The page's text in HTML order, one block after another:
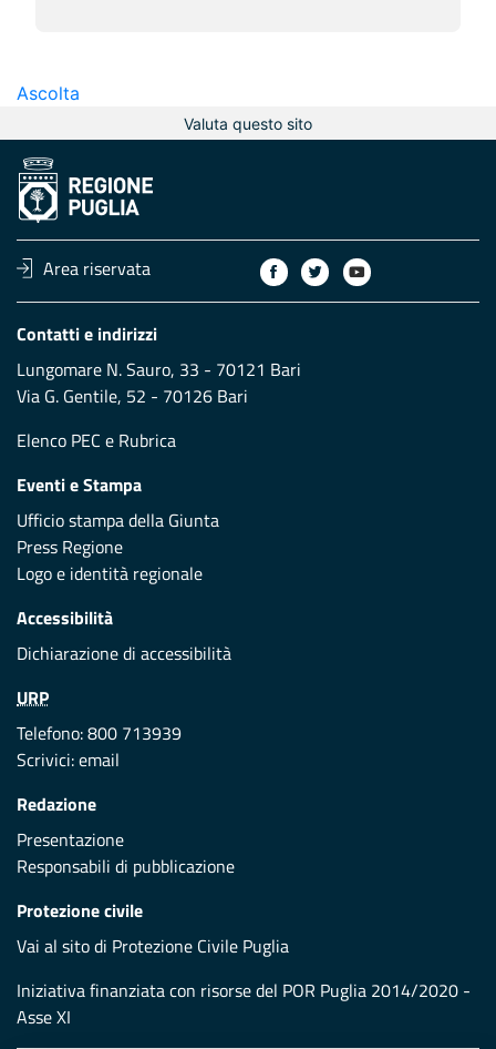
Ascolta
Valuta questo sito
Area riservata
Contatti e indirizzi
Lungomare N. Sauro, 33 - 70121 Bari
Via G. Gentile, 52 - 70126 Bari
Elenco PEC e Rubrica
Eventi e Stampa
Ufficio stampa della Giunta
Press Regione
Logo e identità regionale
Accessibilità
Dichiarazione di accessibilità
URP
Telefono: 800 713939
Scrivici:email
Redazione
Presentazione
Responsabili di pubblicazione
Protezione civile
Vai al sito di Protezione Civile Puglia
Iniziativa finanziata con risorse del POR Puglia 2014/2020 -
Asse XI